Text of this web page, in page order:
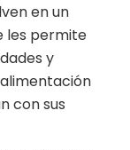
en un
les permite
y
con sus